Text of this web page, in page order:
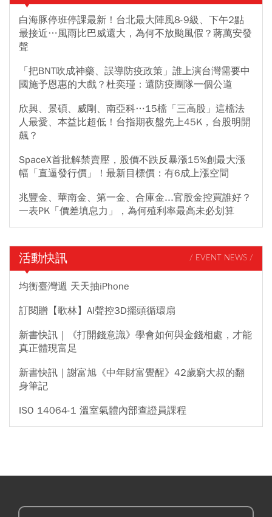
白海豚停班停課最新！台北最大陣風8-9級、下午2點
最接近…風雨比巴威還大，為何不放颱風假？蔣萬安發
聲
「把BNT吹成神藥、誤導防疫政策」誰上演台灣需要中
國施予恩惠的大戲？杜奕瑾：還防疫團隊一個公道
欣興、景碩、威剛、南亞科…15檔「三高股」這檔法
人最愛、本益比超低！台指期夜盤先上45K，台股明開
飆？
SpaceX首批解禁賣壓，股價不跌反暴漲15%創最大漲
幅「直逼發行價」！最新目標價：有6成上漲空間
兆豐金、華南金、第一金、合庫金...官股金控買誰好？
一表PK「價差填息力」，為何殖利率最高未必划算
活動快訊 / EVENT NEWS /
均衡臺灣週 天天抽iPhone
訂閱贈【歌林】AI聲控3D擺頭循環扇
新書快訊｜《打開錢意識》學會如何與金錢相處，才能
真正體現富足
新書快訊｜謝富旭《中年財富覺醒》42歲窮大叔的翻
身筆記
ISO 14064-1 溫室氣體內部查證員課程